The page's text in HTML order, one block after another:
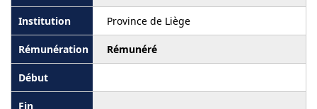
Province de Liège
Rémunéré